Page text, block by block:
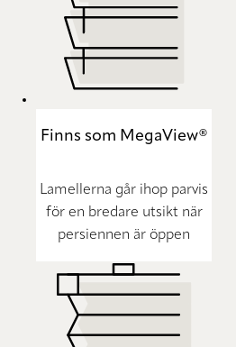
Finns som MegaView®
Lamellerna går ihop parvis
för en bredare utsikt när
persiennen är öppen